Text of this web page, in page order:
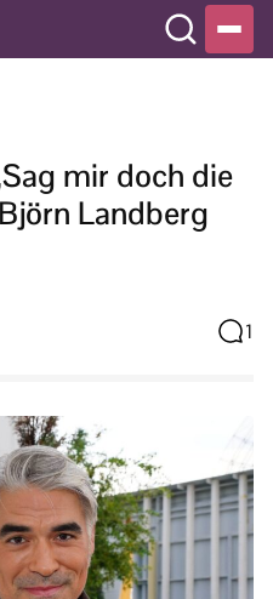
mir doch die
Landberg
1